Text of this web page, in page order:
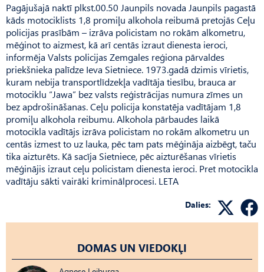
Pagājušajā naktī plkst.00.50 Jaunpils novada Jaunpils pagastā
kāds motociklists 1,8 promiļu alkohola reibumā pretojās Ceļu
policijas prasībām – izrāva policistam no rokām alkometru,
mēģinot to aizmest, kā arī centās izraut dienesta ieroci,
informēja Valsts policijas Zemgales reģiona pārvaldes
priekšnieka palīdze Ieva Sietniece. 1973.gadā dzimis vīrietis,
kuram nebija transportlīdzekļa vadītāja tiesību, brauca ar
motociklu “Jawa” bez valsts reģistrācijas numura zīmes un
bez apdrošināšanas. Ceļu policija konstatēja vadītājam 1,8
promiļu alkohola reibumu. Alkohola pārbaudes laikā
motocikla vadītājs izrāva policistam no rokām alkometru un
centās izmest to uz lauka, pēc tam pats mēģināja aizbēgt, taču
tika aizturēts. Kā sacīja Sietniece, pēc aizturēšanas vīrietis
mēģinājis izraut ceļu policistam dienesta ieroci. Pret motocikla
vadītāju sākti vairāki kriminālprocesi. LETA
Dalies:
DOMAS UN VIEDOKĻI